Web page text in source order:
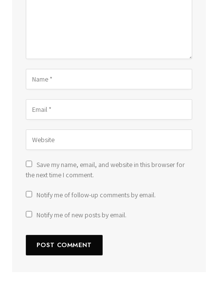
Save my name, email, and website in this browser for
the next time I comment.
Notify me of follow-up comments by email.
Notify me of new posts by email.